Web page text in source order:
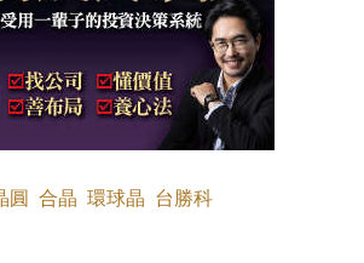
圓 合晶 環球晶 台勝科